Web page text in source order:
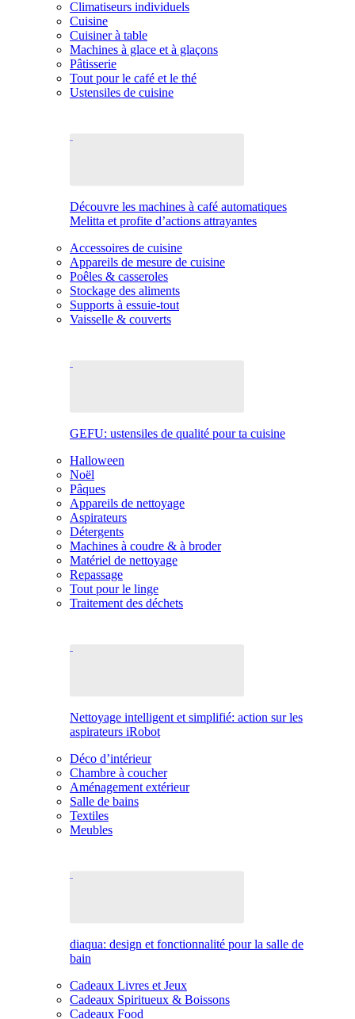
Climatiseurs individuels
Cuisine
Cuisiner à table
Machines à glace et à glaçons
Pâtisserie
Tout pour le café et le thé
Ustensiles de cuisine
Découvre les machines à café automatiques
Melitta et profite d’actions attrayantes
Accessoires de cuisine
Appareils de mesure de cuisine
Poêles & casseroles
Stockage des aliments
Supports à essuie-tout
Vaisselle & couverts
GEFU: ustensiles de qualité pour ta cuisine
Halloween
Noël
Pâques
Appareils de nettoyage
Aspirateurs
Détergents
Machines à coudre & à broder
Matériel de nettoyage
Repassage
Tout pour le linge
Traitement des déchets
Nettoyage intelligent et simplifié: action sur les
aspirateurs iRobot
Déco d’intérieur
Chambre à coucher
Aménagement extérieur
Salle de bains
Textiles
Meubles
diaqua: design et fonctionnalité pour la salle de
bain
Cadeaux Livres et Jeux
Cadeaux Spiritueux & Boissons
Cadeaux Food